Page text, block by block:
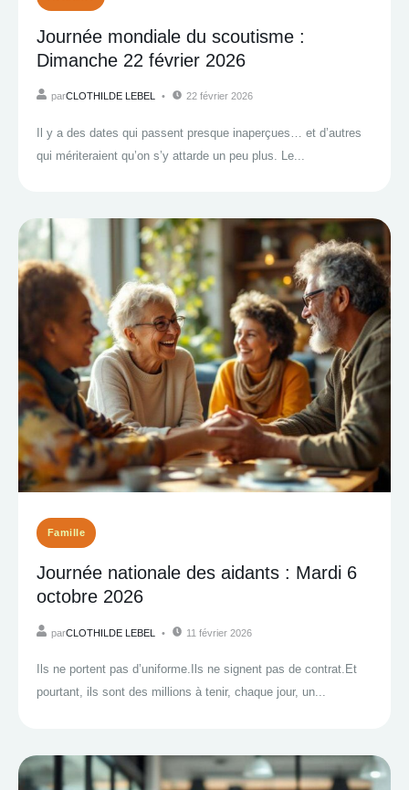
Journée mondiale du scoutisme :
Dimanche 22 février 2026
parCLOTHILDE LEBEL 22 février 2026
Il y a des dates qui passent presque inaperçues… et d’autres
qui mériteraient qu’on s’y attarde un peu plus. Le...
Famille
Journée nationale des aidants : Mardi 6
octobre 2026
parCLOTHILDE LEBEL 11 février 2026
Ils ne portent pas d’uniforme.Ils ne signent pas de contrat.Et
pourtant, ils sont des millions à tenir, chaque jour, un...